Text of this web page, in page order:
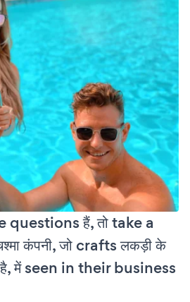
questions हैं, तो take a
कंपनी, जो crafts लकड़ी के
है, में seen in their business